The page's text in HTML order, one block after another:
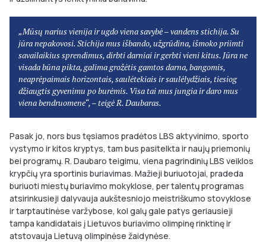
„Mūsų narius vienija ir ugdo viena savybė – vandens stichija. Su
jūra nepakovosi. Stichija mus išbando, užgrūdina, išmoko priimti
savailaikius sprendimus, dirbti darniai ir gerbti vieni kitus. Jūra ne
visada būna pikta, galima grožėtis gamtos darna, bangomis,
neaprėpaimais horizontais, saulėtekiais ir saulėlydžiais, tiesiog
džiaugtis gyvenimu po burėmis. Visa tai mus jungia ir daro mus
viena bendruomene“, – teigė R. Daubaras.
Pasak jo, nors bus tęsiamos pradėtos LBS aktyvinimo, sporto
vystymo ir kitos kryptys, tam bus pasitelkta ir naujų priemonių
bei programų. R. Daubaro teigimu, viena pagrindinių LBS veiklos
krypčių yra sportinis buriavimas. Mažieji buriuotojai, pradeda
buriuoti miestų buriavimo mokyklose, per talentų programas
atsirinkusieji dalyvauja aukštesniojo meistriškumo stovyklose
ir tarptautinėse varžybose, kol galų gale patys geriausieji
tampa kandidatais į Lietuvos buriavimo olimpinę rinktinę ir
atstovauja Lietuvą olimpinėse žaidynėse.